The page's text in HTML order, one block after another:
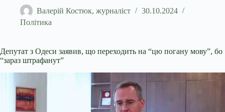
Валерій Костюк, журналіст
30.10.2024
Політика
Депутат з Одеси заявив, що переходить на “цю погану мову”, бо
“зараз штрафанут”